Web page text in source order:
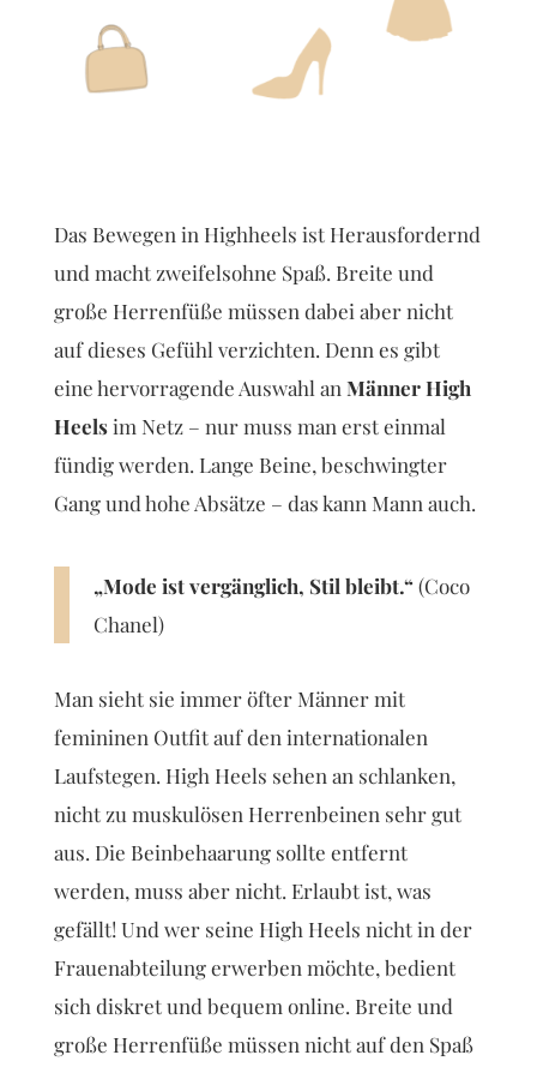
Das Bewegen in Highheels ist Herausfordernd
und macht zweifelsohne Spaß. Breite und
große Herrenfüße müssen dabei aber nicht
auf dieses Gefühl verzichten. Denn es gibt
eine hervorragende Auswahl an Männer High
Heelsim Netz – nur muss man erst einmal
fündig werden. Lange Beine, beschwingter
Gang und hohe Absätze – das kann Mann auch.
„Mode ist vergänglich, Stil bleibt.“(Coco
Chanel)
Man sieht sie immer öfter Männer mit
femininen Outfit auf den internationalen
Laufstegen. High Heels sehen an schlanken,
nicht zu muskulösen Herrenbeinen sehr gut
aus. Die Beinbehaarung sollte entfernt
werden, muss aber nicht. Erlaubt ist, was
gefällt! Und wer seine High Heels nicht in der
Frauenabteilung erwerben möchte, bedient
sich diskret und bequem online. Breite und
große Herrenfüße müssen nicht auf den Spaß